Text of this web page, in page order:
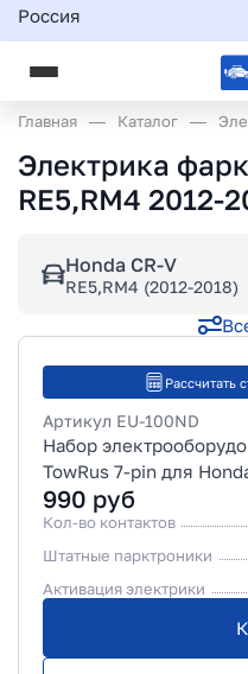
Россия
Главная Каталог
Электрика
RE5,RM4 2012-
Honda CR-V
RE5,RM4 (2012-2018)
Рассчитать
Артикул EU-100ND
Набор
TowRus 7-pin для
990 руб
Кол-во контактов
Штатные парктроники
Активация электрики